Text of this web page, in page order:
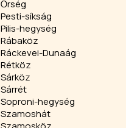
Őrség
Pesti-síkság
Pilis-hegység
Rábaköz
Ráckevei-Dunaág
Rétköz
Sárköz
Sárrét
Soproni-hegység
Szamoshát